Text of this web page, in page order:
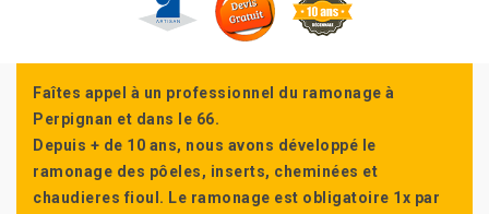
Faîtes appel à un professionnel du ramonage à
Perpignan et dans le 66.
Depuis + de 10 ans, nous avons développé le
ramonage des pôeles, inserts, cheminées et
chaudieres fioul. Le ramonage est obligatoire 1x par